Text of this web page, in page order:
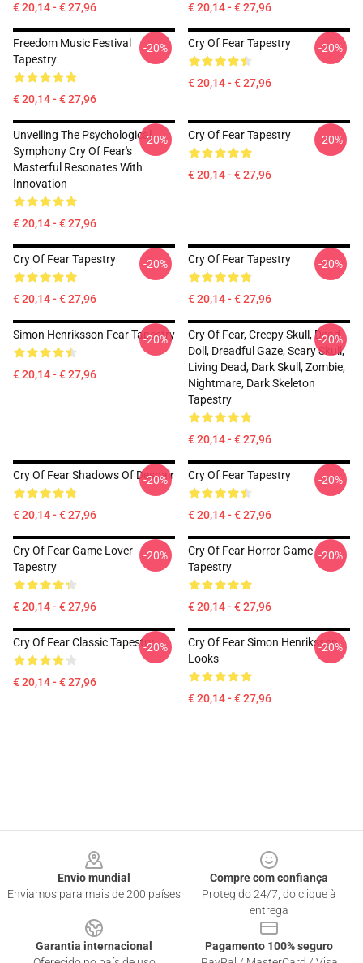
€ 20,14 - € 27,96 € 20,14 - € 27,96
Freedom Music Festival
Tapestry
€ 20,14 - € 27,96
-20% Cry Of Fear Tapestry
€ 20,14 - € 27,96
-20%
Unveiling The Psychological
Symphony Cry Of Fear's
Masterful Resonates With
Innovation
€ 20,14 - € 27,96
-20% Cry Of Fear Tapestry
€ 20,14 - € 27,96
-20%
Cry Of Fear Tapestry
€ 20,14 - € 27,96
-20% Cry Of Fear Tapestry
€ 20,14 - € 27,96
-20%
Simon Henriksson Fear Tapestry
€ 20,14 - € 27,96
-20%
Cry Of Fear, Creepy Skull, Dead
Doll, Dreadful Gaze, Scary Skull,
Living Dead, Dark Skull, Zombie,
Nightmare, Dark Skeleton
Tapestry
€ 20,14 - € 27,96
-20%
Cry Of Fear Shadows Of Despair
€ 20,14 - € 27,96
-20% Cry Of Fear Tapestry
€ 20,14 - € 27,96
-20%
Cry Of Fear Game Lover
Tapestry
€ 20,14 - € 27,96
-20%
Cry Of Fear Horror Game
Tapestry
€ 20,14 - € 27,96
-20%
Cry Of Fear Classic Tapestry
€ 20,14 - € 27,96
-20%
Cry Of Fear Simon Henriksson
Looks
€ 20,14 - € 27,96
-20%
Envio mundial
Enviamos para mais de 200 países
Compre com confiança
Protegido 24/7, do clique à
entrega
Garantia internacional
Pagamento 100% seguro